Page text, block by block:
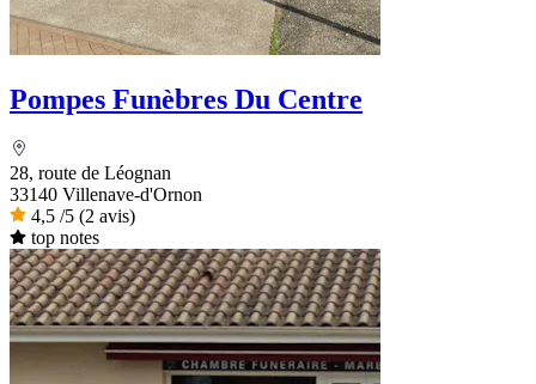
Pompes Funèbres Du Centre
28, route de Léognan
33140 Villenave-d'Ornon
4,5 /5 (2 avis)
top notes